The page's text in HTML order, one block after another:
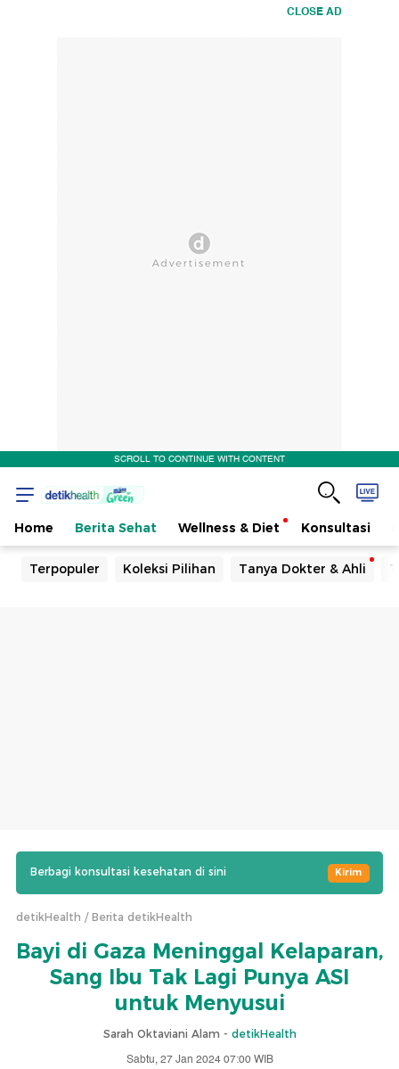
CLOSE AD
SCROLL TO CONTINUE WITH CONTENT
Home Berita Sehat Wellness & Diet Konsultasi
Terpopuler Koleksi Pilihan Tanya Dokter & Ahli
Berbagi konsultasi kesehatan di sini Kirim
detikHealth Berita detikHealth
Bayi di Gaza Meninggal Kelaparan,
Sang Ibu Tak Lagi Punya ASI
untuk Menyusui
Sarah Oktaviani Alam - detikHealth
Sabtu, 27 Jan 2024 07:00 WIB